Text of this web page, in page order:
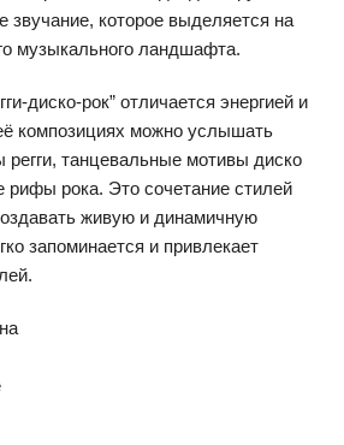
звучание, которое выделяется на
музыкального ландшафта.
диско-рок” отличается энергией и
композициях можно услышать
регги, танцевальные мотивы диско
рифы рока. Это сочетание стилей
живую и динамичную
запоминается и привлекает